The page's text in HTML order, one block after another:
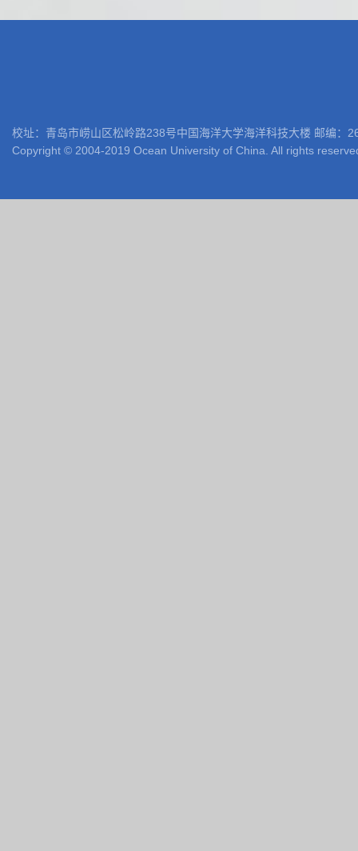
校址：青岛市崂山区松岭路238号中国海洋大学海洋科技大楼 邮编
Copyright © 2004-2019 Ocean University of China. All rights